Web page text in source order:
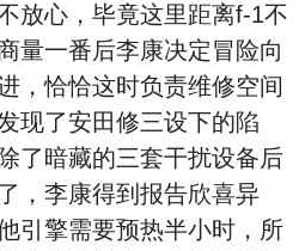
放心，毕竟这里距离f-1不
量一番后李康决定冒险向
，恰恰这时负责维修空间
现了安田修三设下的陷
了暗藏的三套干扰设备后
，李康得到报告欣喜异
引擎需要预热半小时，所